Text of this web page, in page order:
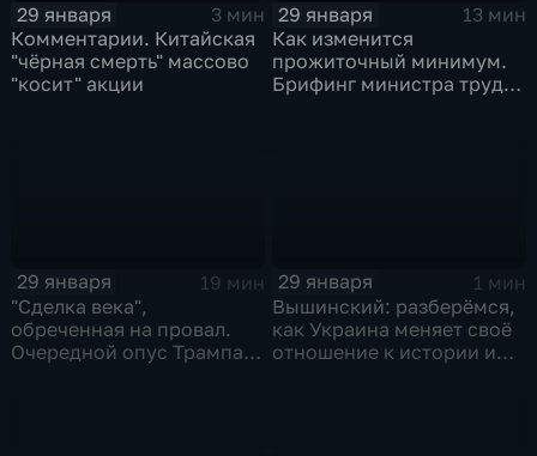
29 января
3 мин
Комментарии. Китайская
"чёрная смерть" массово
"косит" акции
29 января
13 мин
Как изменится
прожиточный минимум.
Брифинг министра труда
29 января
19 мин
"Сделка века",
обреченная на провал.
Очередной опус Трампа.
29 января
1 мин
Вышинский: разберёмся,
как Украина меняет своё
отношение к истории и